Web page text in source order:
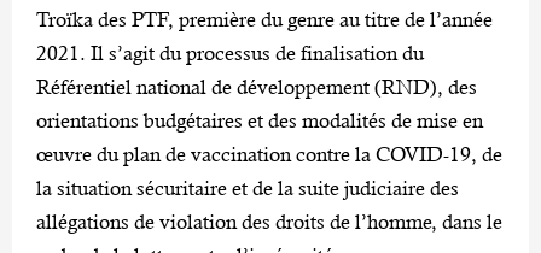
Troïka des PTF, première du genre au titre de l’année
2021. Il s’agit du processus de finalisation du
Référentiel national de développement (RND), des
orientations budgétaires et des modalités de mise en
œuvre du plan de vaccination contre la COVID-19, de
la situation sécuritaire et de la suite judiciaire des
allégations de violation des droits de l’homme, dans le